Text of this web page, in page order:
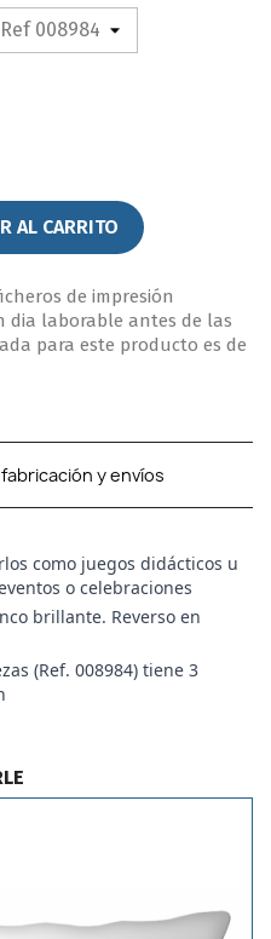
AL CARRITO
de impresión
dia laborable antes de las
para este producto es de
y envíos
como juegos didácticos u
o celebraciones
brillante. Reverso en
(Ref. 008984) tiene 3